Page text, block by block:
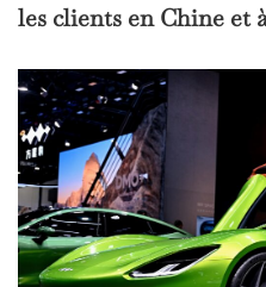
les clients en Chine et